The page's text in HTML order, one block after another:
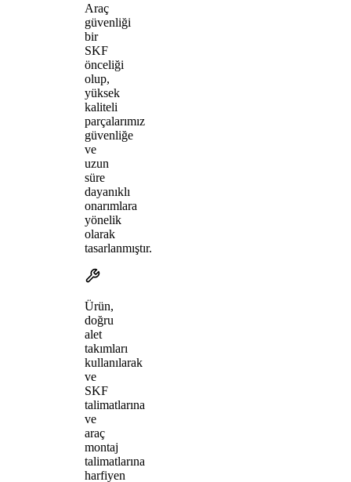
Araç
güvenliği
bir
SKF
önceliği
olup,
yüksek
kaliteli
parçalarımız
güvenliğe
ve
uzun
süre
dayanıklı
onarımlara
yönelik
olarak
tasarlanmıştır.
Ürün,
doğru
alet
takımları
kullanılarak
ve
SKF
talimatlarına
ve
araç
montaj
talimatlarına
harfiyen